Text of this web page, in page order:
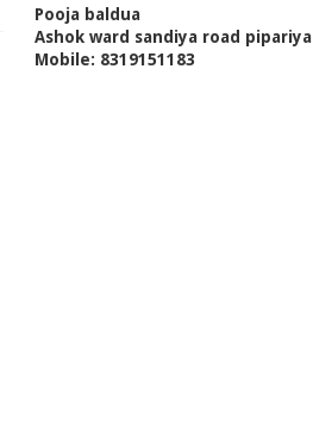
Pooja baldua
Ashok ward sandiya road pipariya
Mobile: 8319151183